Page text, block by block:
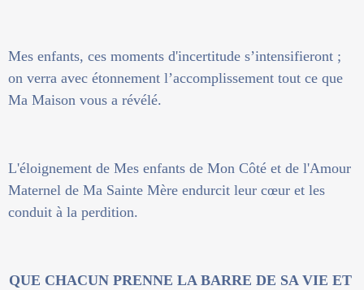
Mes enfants, ces moments d'incertitude s’intensifieront ;
on verra avec étonnement l’accomplissement tout ce que
Ma Maison vous a révélé.
L'éloignement de Mes enfants de Mon Côté et de l'Amour
Maternel de Ma Sainte Mère endurcit leur cœur et les
conduit à la perdition.
QUE CHACUN PRENNE LA BARRE DE SA VIE ET